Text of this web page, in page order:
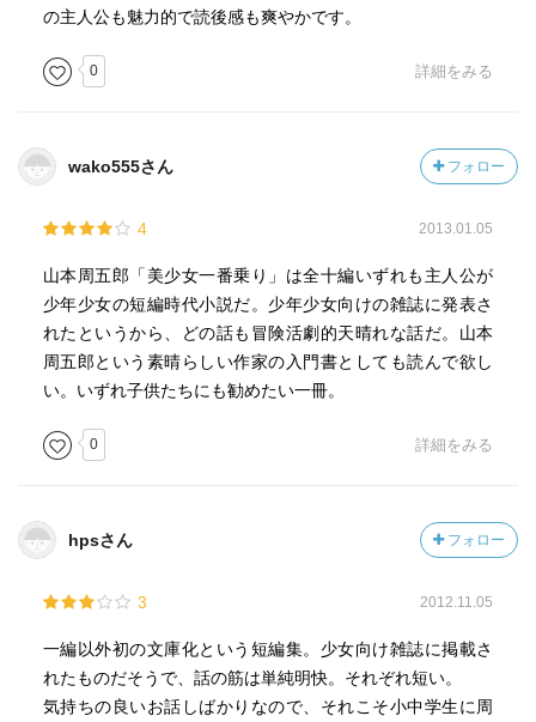
の主人公も魅力的で読後感も爽やかです。
0 詳細をみる
wako555さん フォロー
4 2013.01.05
山本周五郎「美少女一番乗り」は全十編いずれも主人公が
少年少女の短編時代小説だ。少年少女向けの雑誌に発表さ
れたというから、どの話も冒険活劇的天晴れな話だ。山本
周五郎という素晴らしい作家の入門書としても読んで欲し
い。いずれ子供たちにも勧めたい一冊。
0 詳細をみる
hpsさん フォロー
3 2012.11.05
一編以外初の文庫化という短編集。少女向け雑誌に掲載さ
れたものだそうで、話の筋は単純明快。それぞれ短い。
気持ちの良いお話しばかりなので、それこそ小中学生に周